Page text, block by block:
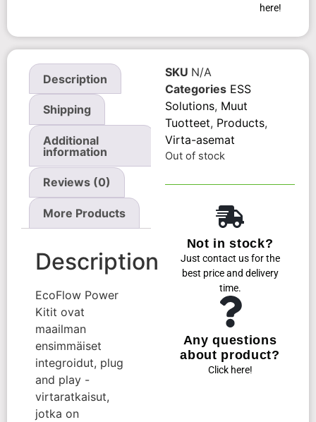
here!
Description
Shipping
Additional
information
Reviews (0)
More Products
Description
EcoFlow Power
Kitit ovat
maailman
ensimmäiset
integroidut, plug
and play -
virtaratkaisut,
jotka on
SKU N/A
Categories ESS
Solutions, Muut
Tuotteet, Products,
Virta-asemat
Out of stock
Not in stock?
Just contact us for the
best price and delivery
time.
Any questions
about product?
Click here!